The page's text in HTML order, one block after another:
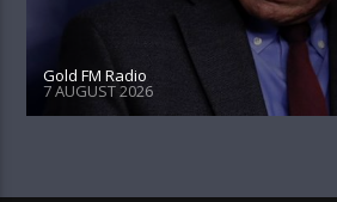
Gold FM Radio
7 AUGUST 2026